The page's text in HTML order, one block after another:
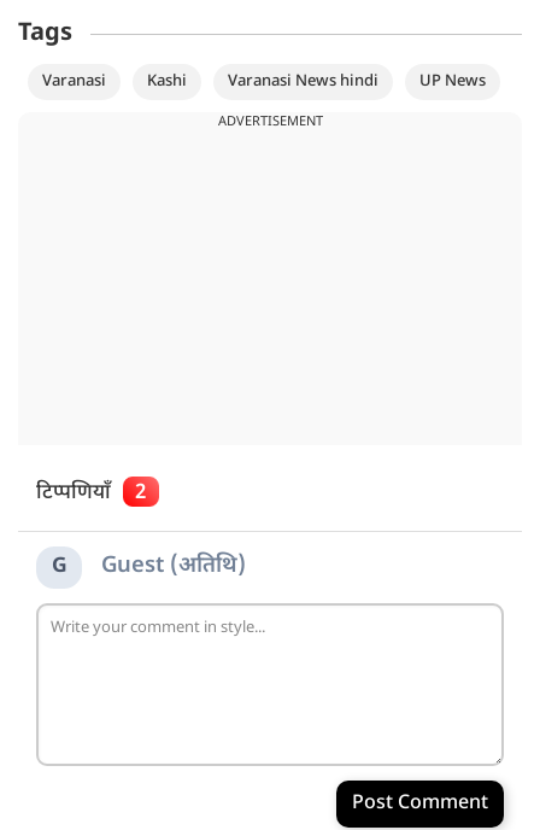
Tags
Varanasi Kashi Varanasi News hindi UP News
ADVERTISEMENT
टिप्पणियाँ 2
G Guest (अतिथि)
Post Comment